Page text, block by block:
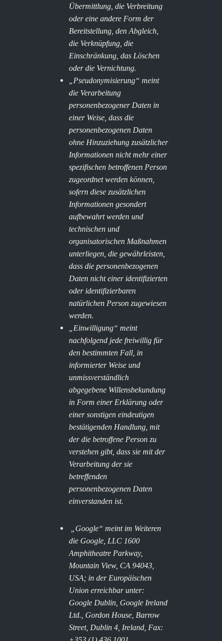
Übermittlung, die Verbreitung
oder eine andere Form der
Bereitstellung, den Abgleich,
die Verknüpfung, die
Einschränkung, das Löschen
oder die Vernichtung.
„Pseudonymisierung“ meint
die Verarbeitung
personenbezogener Daten in
einer Weise, dass die
personenbezogenen Daten
ohne Hinzuziehung zusätzlicher
Informationen nicht mehr einer
spezifischen betroffenen Person
zugeordnet werden können,
sofern diese zusätzlichen
Informationen gesondert
aufbewahrt werden und
technischen und
organisatorischen Maßnahmen
unterliegen, die gewährleisten,
dass die personenbezogenen
Daten nicht einer identifizierten
oder identifizierbaren
natürlichen Person zugewiesen
werden.
„Einwilligung“ meint
nachfolgend jede freiwillig für
den bestimmten Fall, in
informierter Weise und
unmissverständlich
abgegebene Willensbekundung
in Form einer Erklärung oder
einer sonstigen eindeutigen
bestätigenden Handlung, mit
der die betroffene Person zu
verstehen gibt, dass sie mit der
Verarbeitung der sie
betreffenden
personenbezogenen Daten
einverstanden ist.
„Google“ meint im Weiteren
die Google, LLC 1600
Amphitheatre Parkway,
Mountain View, CA 94043,
USA; in der Europäischen
Union erreichbar unter:
Google Dublin, Google Ireland
Ltd., Gordon House, Barrow
Street, Dublin 4, Ireland, Fax: